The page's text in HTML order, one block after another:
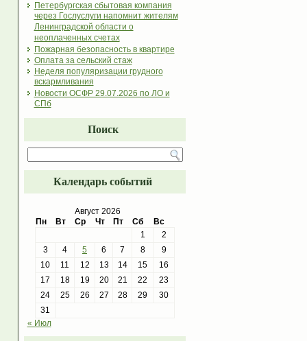
Петербургская сбытовая компания
через Гослуслуги напомнит жителям
Ленинградской области о
неоплаченных счетах
Пожарная безопасность в квартире
Оплата за сельский стаж
Неделя популяризации грудного
вскармливания
Новости ОСФР 29.07.2026 по ЛО и
СПб
Поиск
Календарь событий
Август 2026
Пн
Вт Ср Чт Пт Сб
Вс
1
2
3
4 5 6 7 8
9
10
11 12 13 14 15
16
17
18 19 20 21 22
23
24
25 26 27 28 29
30
31
« Июл